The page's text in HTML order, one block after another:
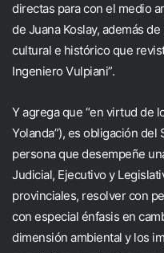
directas para con el medio
de Juana Koslay, además
cultural e histórico que
Ingeniero Vulpiani”.
Y agrega que “en virtud de
Yolanda”), es obligación
persona que desempeñe
Judicial, Ejecutivo y
provinciales, resolver con
con especial énfasis en
dimensión ambiental y los